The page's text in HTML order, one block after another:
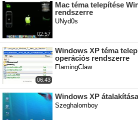
02:57
Mac téma telepítése
rendszerre
UNyd0s
06:43
Windows XP téma
operációs rendszerre
FlamingClaw
Windows XP
Szeghalomboy